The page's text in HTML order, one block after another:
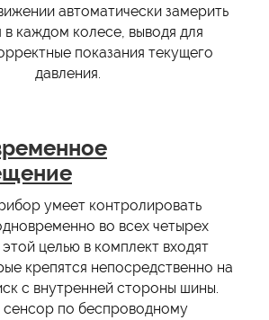
автоматически замерить
в каждом колесе, выводя для
показания текущего
давления.
умеет контролировать
во всех четырех
целью в комплект входят
крепятся непосредственно на
с внутренней стороны шины.
по беспроводному